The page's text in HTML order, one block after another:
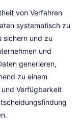
von Verfahren
systematisch zu
sichern und zu
und
generieren,
zu einem
Verfügbarkeit